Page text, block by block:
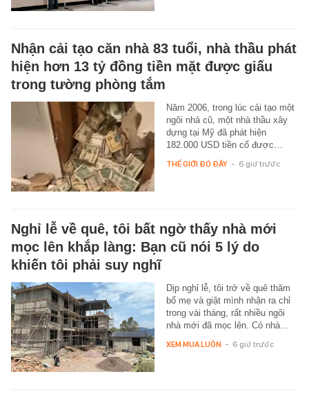
Nhận cải tạo căn nhà 83 tuổi, nhà thầu phát
hiện hơn 13 tỷ đồng tiền mặt được giấu
trong tường phòng tắm
Năm 2006, trong lúc cải tạo một
ngôi nhà cũ, một nhà thầu xây
dựng tại Mỹ đã phát hiện
182.000 USD tiền cổ được…
THẾ GIỚI ĐÓ ĐÂY - 6 giờ trước
Nghỉ lễ về quê, tôi bất ngờ thấy nhà mới
mọc lên khắp làng: Bạn cũ nói 5 lý do
khiến tôi phải suy nghĩ
Dịp nghỉ lễ, tôi trở về quê thăm
bố mẹ và giật mình nhận ra chỉ
trong vài tháng, rất nhiều ngôi
nhà mới đã mọc lên. Có nhà…
XEM MUA LUÔN - 6 giờ trước